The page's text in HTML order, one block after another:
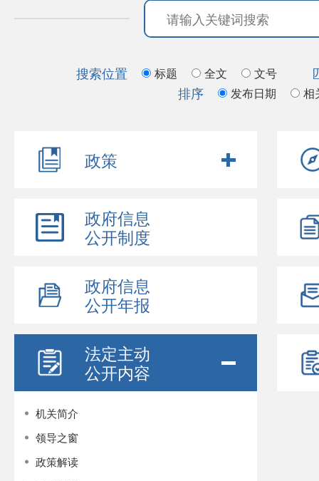
搜索位置 标题 全文 文号
排序
发布日期 相
政策
政府信息
公开制度
政府信息
公开年报
法定主动
公开内容
机关简介
领导之窗
政策解读